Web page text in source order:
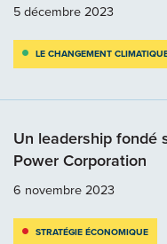
5 décembre 2023
LE CHANGEMENT
Un leadership fondé
Power Corporation
6 novembre 2023
STRATÉGIE ÉCONOMIQUE